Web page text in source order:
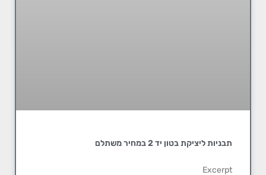
תבניות ליציקת בטון יד 2 במחיר משתלם
Excerpt